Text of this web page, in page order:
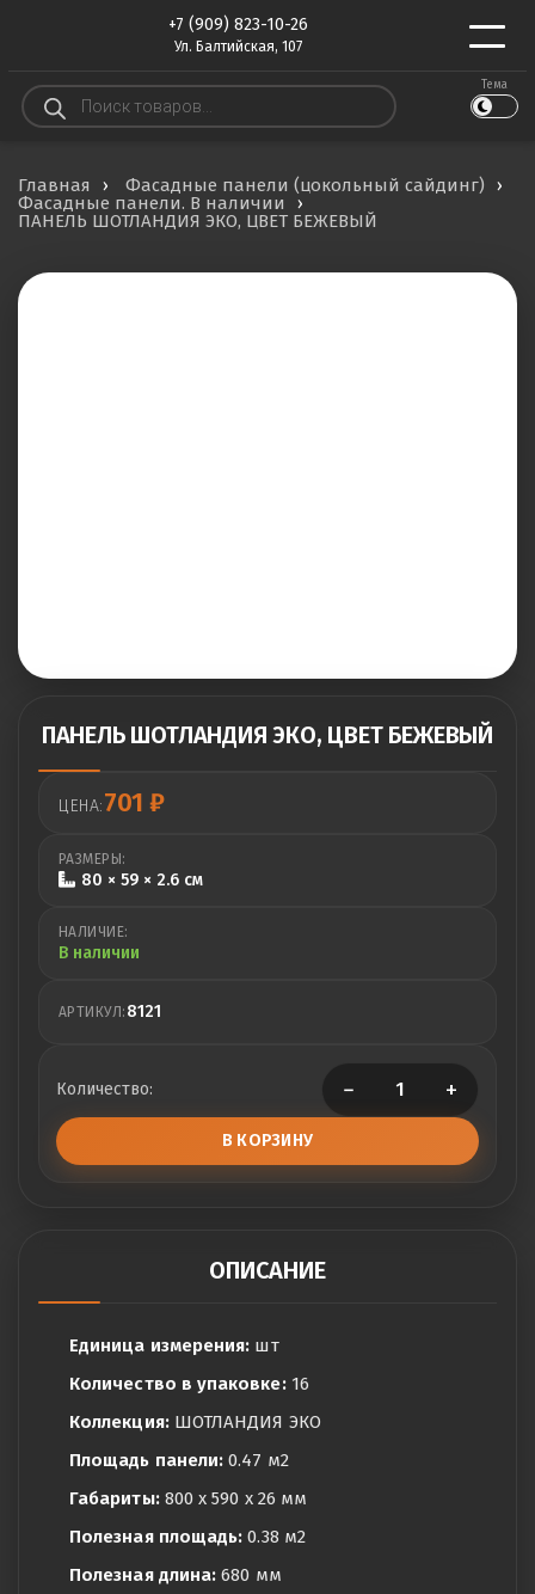
+7 (909) 823-10-26
Ул. Балтийская, 107
Поиск
товаров
Тема
Главная
Фасадные панели (цокольный сайдинг)
Фасадные панели. В наличии
ПАНЕЛЬ ШОТЛАНДИЯ ЭКО, ЦВЕТ БЕЖЕВЫЙ
ПАНЕЛЬ ШОТЛАНДИЯ ЭКО, ЦВЕТ БЕЖЕВЫЙ
ЦЕНА:701 ₽
РАЗМЕРЫ:
80 × 59 × 2.6 см
НАЛИЧИЕ:
В наличии
АРТИКУЛ: 8121
Количество: − +
В КОРЗИНУ
ОПИСАНИЕ
Единица измерения: шт
Количество в упаковке:16
Коллекция:ШОТЛАНДИЯ ЭКО
Площадь панели: 0.47 м2
Габариты:800 x 590 x 26 мм
Полезная площадь: 0.38 м2
Полезная длина: 680 мм